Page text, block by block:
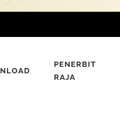
PENERBIT
RAJA